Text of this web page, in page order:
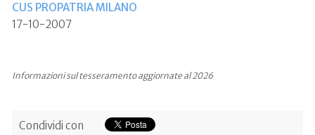
CUS PROPATRIA MILANO
17-10-2007
Informazioni sul tesseramento aggiornate al 2026
Condividi con